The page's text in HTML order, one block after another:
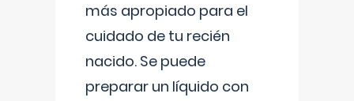
más apropiado para el
cuidado de tu recién
nacido. Se puede
preparar un líquido con